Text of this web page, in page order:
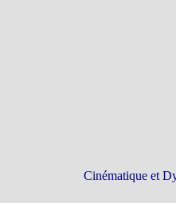
Cinématique et